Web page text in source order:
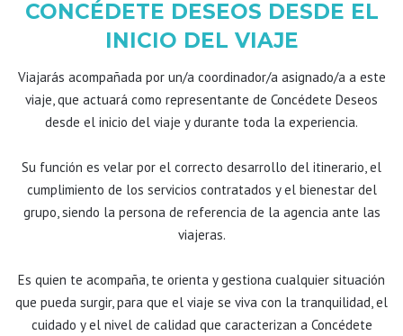
CONCÉDETE DESEOS DESDE EL
INICIO DEL VIAJE
Viajarás acompañada por un/a coordinador/a asignado/a a este
viaje, que actuará como representante de Concédete Deseos
desde el inicio del viaje y durante toda la experiencia.
Su función es velar por el correcto desarrollo del itinerario, el
cumplimiento de los servicios contratados y el bienestar del
grupo, siendo la persona de referencia de la agencia ante las
viajeras.
Es quien te acompaña, te orienta y gestiona cualquier situación
que pueda surgir, para que el viaje se viva con la tranquilidad, el
cuidado y el nivel de calidad que caracterizan a Concédete